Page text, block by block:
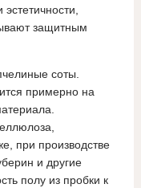
защитным
соты.
примерно на
при производстве
и другие
полу из пробки к